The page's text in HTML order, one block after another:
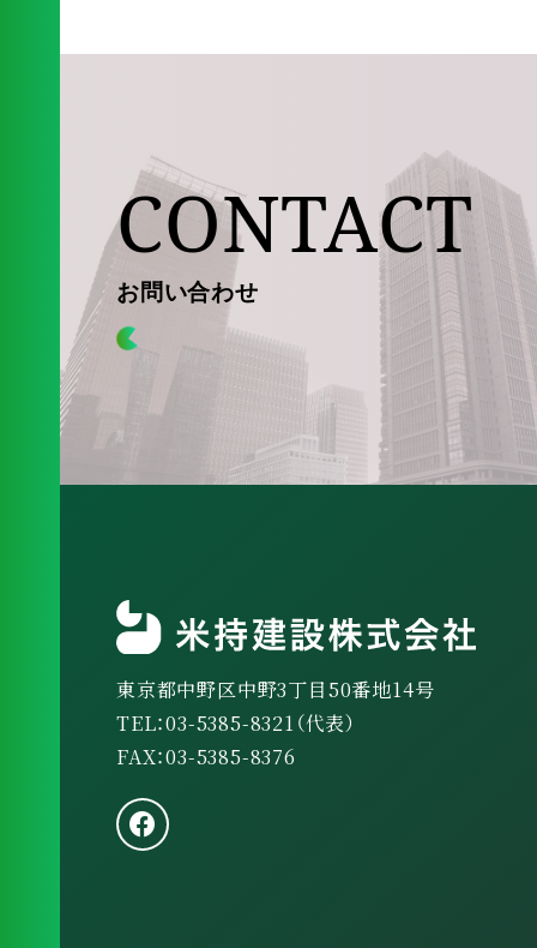
CONTACT
お問い合わせ
東京都中野区中野3丁目50番地14号
TEL：03-5385-8321（代表）
FAX：03-5385-8376